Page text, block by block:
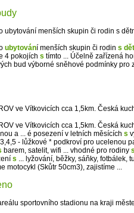
ubytování menších skupin či rodin s
ubytování menších skupin či rodin s
4 pokojích s tímto ... Účelně zařízená
bud výborné sněhové podmínky pro
ve Vítkovicích cca 1,5km. Česká
ve Vítkovicích cca 1,5km. Česká
a ... é posezení v letních měsících s
- lůžkové * podkroví pro ucelenou
barem, satelit, wifi ... vhodné pro rodiny
s ... lyžování, běžky, sáňky, fotbálek,
motocykl (Skůtr 50cm3), zajistíme ...
sportovního stadionu na kraji